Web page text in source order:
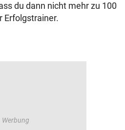
du dann nicht mehr zu 100
Erfolgstrainer.